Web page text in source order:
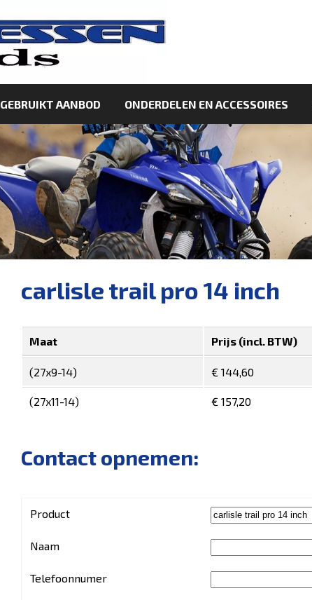
GEBRUIKT AANBOD ONDERDELEN EN ACCESSOIRES
carlisle trail pro 14 inch
Maat Prijs (incl. BTW)
(27x9-14) € 144,60
(27x11-14) € 157,20
Contact opnemen:
Product
Naam
Telefoonnumer